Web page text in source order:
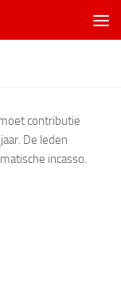
contributie
De leden
incasso.